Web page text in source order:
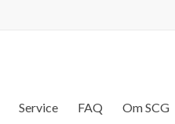
Service FAQ Om SCG